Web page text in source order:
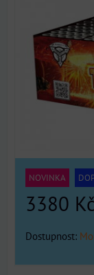
NOVINKA
3380 Kč
Dostupnost: